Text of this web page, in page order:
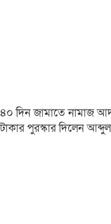
৪০ দিন জামাতে নামাজ
টাকার পুরস্কার দিলেন